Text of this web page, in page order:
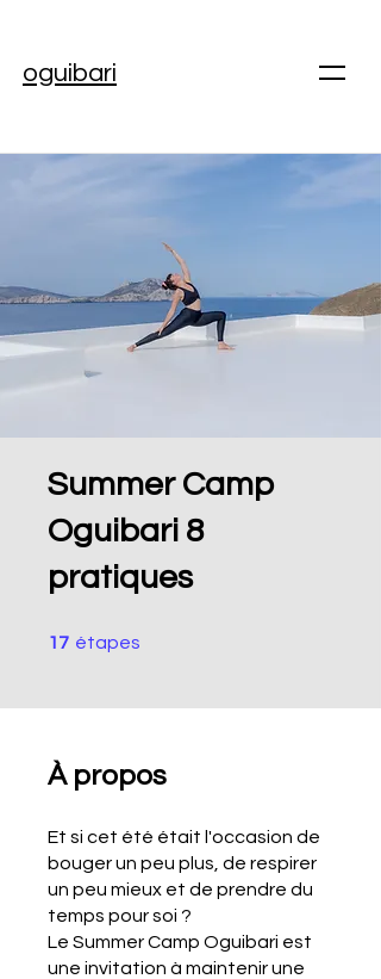
oguibari
Summer Camp
Oguibari 8
pratiques
17 étapes
À propos
Et si cet été était l'occasion de
bouger un peu plus, de respirer
un peu mieux et de prendre du
temps pour soi ?
Le Summer Camp Oguibari est
une invitation à maintenir une